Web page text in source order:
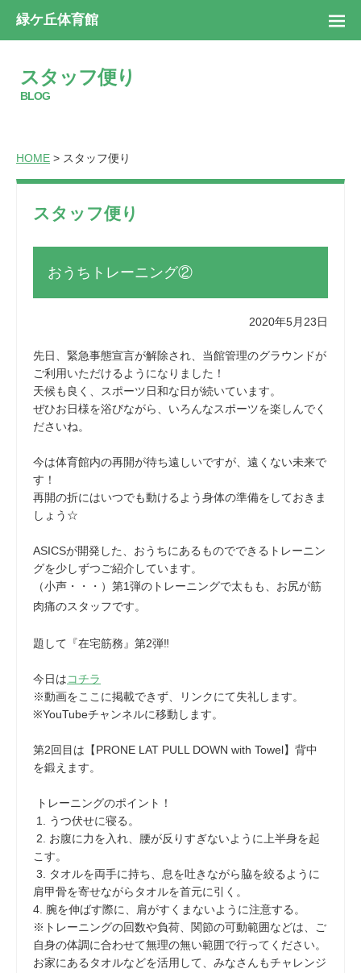
緑ケ丘体育館
スタッフ便り
BLOG
HOME > スタッフ便り
スタッフ便り
おうちトレーニング②
2020年5月23日
先日、緊急事態宣言が解除され、当館管理のグラウンドが
ご利用いただけるようになりました！
天候も良く、スポーツ日和な日が続いています。
ぜひお日様を浴びながら、いろんなスポーツを楽しんでく
ださいね。
今は体育館内の再開が待ち遠しいですが、遠くない未来で
す！
再開の折にはいつでも動けるよう身体の準備をしておきま
しょう☆
ASICSが開発した、おうちにあるものでできるトレーニン
グを少しずつご紹介しています。
（小声・・・）第1弾のトレーニングで太もも、お尻が筋
肉痛のスタッフです。
題して『在宅筋務』第2弾‼
今日はコチラ
※動画をここに掲載できず、リンクにて失礼します。
※YouTubeチャンネルに移動します。
第2回目は【PRONE LAT PULL DOWN with Towel】背中
を鍛えます。
トレーニングのポイント！
1. うつ伏せに寝る。
2. お腹に力を入れ、腰が反りすぎないように上半身を起
こす。
3. タオルを両手に持ち、息を吐きながら脇を絞るように
肩甲骨を寄せながらタオルを首元に引く。
4. 腕を伸ばす際に、肩がすくまないように注意する。
※トレーニングの回数や負荷、関節の可動範囲などは、ご
自身の体調に合わせて無理の無い範囲で行ってください。
お家にあるタオルなどを活用して、みなさんもチャレンジ